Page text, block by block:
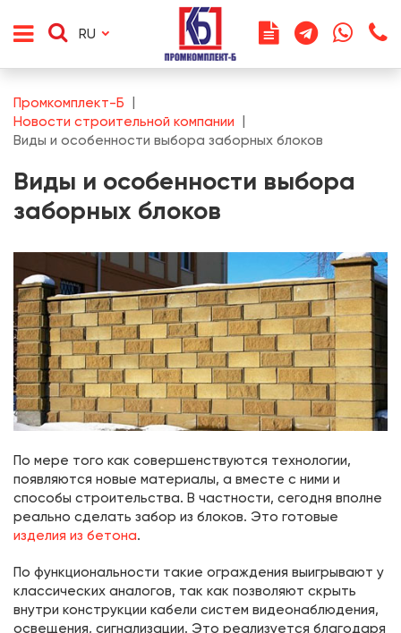
RU
Промкомплект-Б
Новости строительной компании
Виды и особенности выбора заборных блоков
Виды и особенности выбора
заборных блоков
По мере того как совершенствуются технологии,
появляются новые материалы, а вместе с ними и
способы строительства. В частности, сегодня вполне
реально сделать забор из блоков. Это готовые
изделия из бетона.
По функциональности такие ограждения выигрывают у
классических аналогов, так как позволяют скрыть
внутри конструкции кабели систем видеонаблюдения,
освещения, сигнализации. Это реализуется благодаря